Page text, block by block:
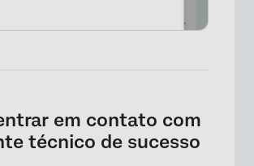
em contato com
técnico de sucesso